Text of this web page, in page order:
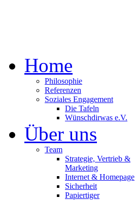
Home
Philosophie
Referenzen
Soziales Engagement
Die Tafeln
Wünschdirwas e.V.
Über uns
Team
Strategie, Vertrieb &
Marketing
Internet & Homepage
Sicherheit
Papiertiger